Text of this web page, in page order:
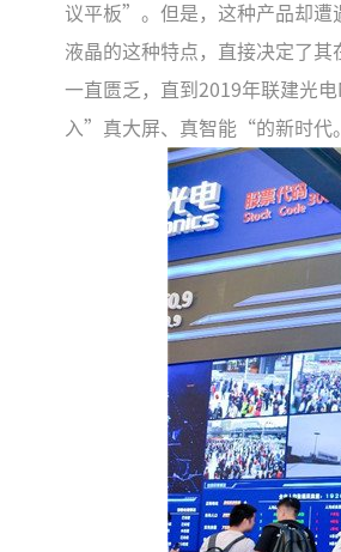
议平板”。但是，这种产品却遭
液晶的这种特点，直接决定了
一直匮乏，直到2019年联建光
入”真大屏、真智能“的新时代。